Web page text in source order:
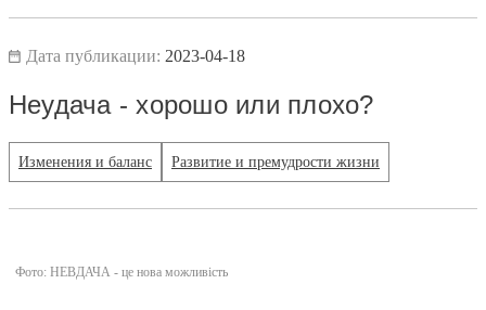
Дата публикации: 2023-04-18
Неудача - хорошо или плохо?
Изменения и баланс Развитие и премудрости жизни
Фото: НЕВДАЧА - це нова можливість